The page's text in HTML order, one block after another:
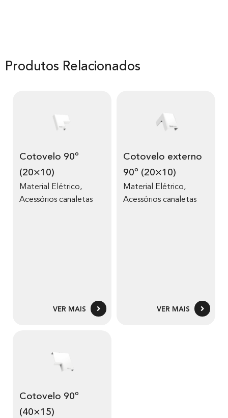
Produtos Relacionados
Cotovelo 90º
(20×10)
Material Elétrico,
Acessórios canaletas
VER MAIS
Cotovelo externo
90º (20×10)
Material Elétrico,
Acessórios canaletas
VER MAIS
Cotovelo 90º
(40×15)